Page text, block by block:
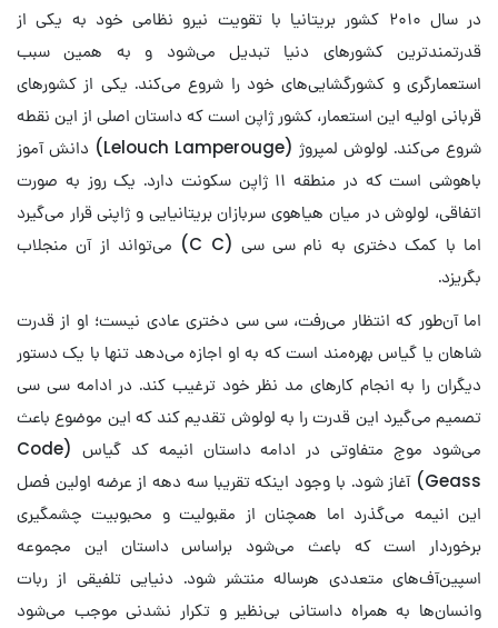
در سال ۲۰۱۰ کشور بریتانیا با تقویت نیرو نظامی خود به یکی از
قدرتمندترین کشورهای دنیا تبدیل می‌شود و به همین سبب
استعمارگری و کشورگشایی‌های خود را شروع می‌کند. یکی از کشورهای
قربانی اولیه این استعمار، کشور ژاپن است که داستان اصلی از این نقطه
شروع می‌کند. لولوش لمپروژ (Lelouch Lamperouge) دانش آموز
باهوشی است که در منطقه ۱۱ ژاپن سکونت دارد. یک روز به صورت
اتفاقی، لولوش در میان هیاهوی سربازان بریتانیایی و ژاپنی قرار می‌گیرد
اما با کمک دختری به نام سی سی (C C) می‌تواند از آن منجلاب
بگریزد.
اما آن‌طور که انتظار می‌رفت، سی سی دختری عادی نیست؛ او از قدرت
شاهان یا گیاس بهره‌مند است که به او اجازه می‌دهد تنها با یک دستور
دیگران را به انجام کارهای مد نظر خود ترغیب کند. در ادامه سی سی
تصمیم می‌گیرد این قدرت را به لولوش تقدیم کند که این موضوع باعث
می‌شود موج متفاوتی در ادامه داستان انیمه کد گیاس (Code
Geass) آغاز شود. با وجود اینکه تقریبا سه دهه از عرضه اولین فصل
این انیمه می‌گذرد اما همچنان از مقبولیت و محبوبیت چشمگیری
برخوردار است که باعث می‌شود براساس داستان این مجموعه
اسپین‌آف‌های متعددی هرساله منتشر شود. دنیایی تلفیقی از ربات‌
وانسان‌ها به همراه داستانی بی‌نظیر و تکرار نشدنی موجب می‌شود